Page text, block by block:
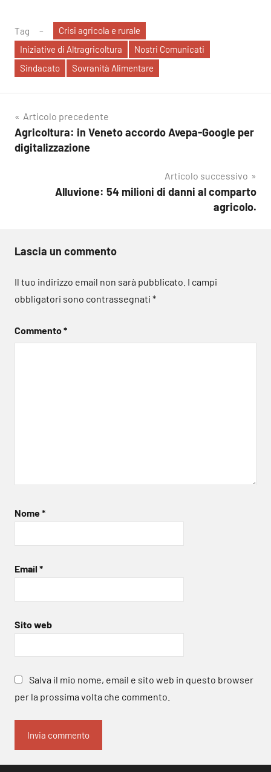
Tag
Crisi agricola e rurale
Iniziative di Altragricoltura
Nostri Comunicati
Sindacato
Sovranità Alimentare
Navigazione
articoli
Articolo precedente
Agricoltura: in Veneto accordo Avepa-Google per
digitalizzazione
Articolo successivo
Alluvione: 54 milioni di danni al comparto
agricolo.
Lascia un commento
Il tuo indirizzo email non sarà pubblicato. I campi
obbligatori sono contrassegnati *
Commento*
Nome*
Email *
Sito web
Salva il mio nome, email e sito web in questo browser
per la prossima volta che commento.